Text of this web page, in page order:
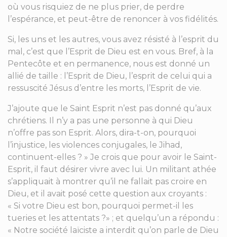
où vous risquiez de ne plus prier, de perdre
l’espérance, et peut-être de renoncer à vos fidélités.
Si, les uns et les autres, vous avez résisté à l’esprit du
mal, c’est que l’Esprit de Dieu est en vous. Bref, à la
Pentecôte et en permanence, nous est donné un
allié de taille : l’Esprit de Dieu, l’esprit de celui qui a
ressuscité Jésus d’entre les morts, l’Esprit de vie.
J’ajoute que le Saint Esprit n’est pas donné qu’aux
chrétiens. Il n’y a pas une personne à qui Dieu
n’offre pas son Esprit. Alors, dira-t-on, pourquoi
l’injustice, les violences conjugales, le Jihad,
continuent-elles ? » Je crois que pour avoir le Saint-
Esprit, il faut désirer vivre avec lui. Un militant athée
s’appliquait à montrer qu’il ne fallait pas croire en
Dieu, et il avait posé cette question aux croyants :
« Si votre Dieu est bon, pourquoi permet-il les
tueries et les attentats ?» ; et quelqu’un a répondu :
« Notre société laïciste a interdit qu’on parle de Dieu